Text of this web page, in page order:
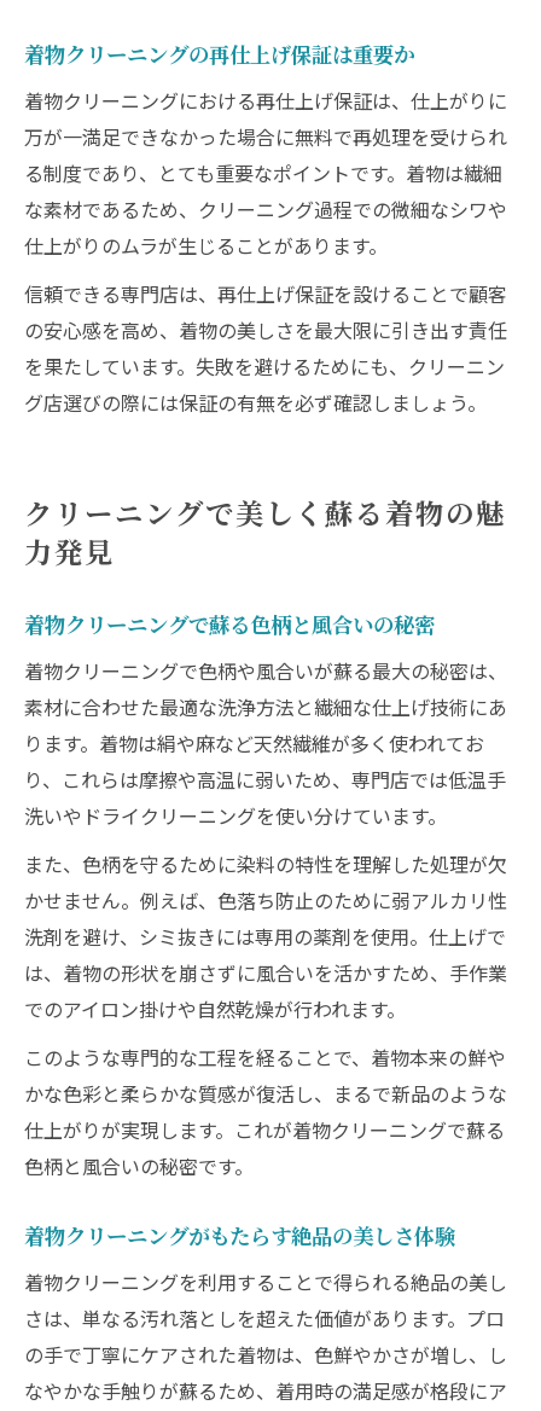
着物クリーニングの再仕上げ保証は重要か
着物クリーニングにおける再仕上げ保証は、仕上がりに
万が一満足できなかった場合に無料で再処理を受けられ
る制度であり、とても重要なポイントです。着物は繊細
な素材であるため、クリーニング過程での微細なシワや
仕上がりのムラが生じることがあります。
信頼できる専門店は、再仕上げ保証を設けることで顧客
の安心感を高め、着物の美しさを最大限に引き出す責任
を果たしています。失敗を避けるためにも、クリーニン
グ店選びの際には保証の有無を必ず確認しましょう。
クリーニングで美しく蘇る着物の魅
力発見
着物クリーニングで蘇る色柄と風合いの秘密
着物クリーニングで色柄や風合いが蘇る最大の秘密は、
素材に合わせた最適な洗浄方法と繊細な仕上げ技術にあ
ります。着物は絹や麻など天然繊維が多く使われてお
り、これらは摩擦や高温に弱いため、専門店では低温手
洗いやドライクリーニングを使い分けています。
また、色柄を守るために染料の特性を理解した処理が欠
かせません。例えば、色落ち防止のために弱アルカリ性
洗剤を避け、シミ抜きには専用の薬剤を使用。仕上げで
は、着物の形状を崩さずに風合いを活かすため、手作業
でのアイロン掛けや自然乾燥が行われます。
このような専門的な工程を経ることで、着物本来の鮮や
かな色彩と柔らかな質感が復活し、まるで新品のような
仕上がりが実現します。これが着物クリーニングで蘇る
色柄と風合いの秘密です。
着物クリーニングがもたらす絶品の美しさ体験
着物クリーニングを利用することで得られる絶品の美し
さは、単なる汚れ落としを超えた価値があります。プロ
の手で丁寧にケアされた着物は、色鮮やかさが増し、し
なやかな手触りが蘇るため、着用時の満足感が格段にア